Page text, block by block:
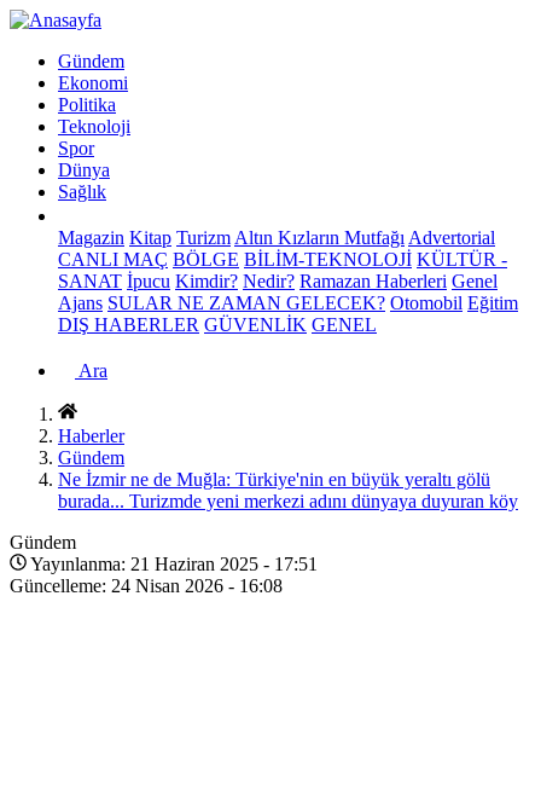
Gündem
Ekonomi
Politika
Teknoloji
Spor
Dünya
Sağlık
Magazin Kitap Turizm Altın Kızların Mutfağı Advertorial
CANLI MAÇ BÖLGE BİLİM-TEKNOLOJİ KÜLTÜR -
SANAT İpucu Kimdir? Nedir? Ramazan Haberleri Genel
Ajans SULAR NE ZAMAN GELECEK? Otomobil Eğitim
DIŞ HABERLER GÜVENLİK GENEL
Ara
Haberler
Gündem
Ne İzmir ne de Muğla: Türkiye'nin en büyük yeraltı gölü
burada... Turizmde yeni merkezi adını dünyaya duyuran köy
Gündem
Yayınlanma: 21 Haziran 2025 - 17:51
Güncelleme: 24 Nisan 2026 - 16:08